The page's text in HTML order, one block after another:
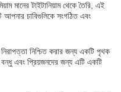
মানের টাইটানিয়াম থেকে তৈরি, এই
আপনার চাবিগুলিকে সংগঠিত এবং
নিরাপত্তা নিশ্চিত করার জন্য একটি পৃথক
এবং প্রিয়জনদের জন্য এটি একটি